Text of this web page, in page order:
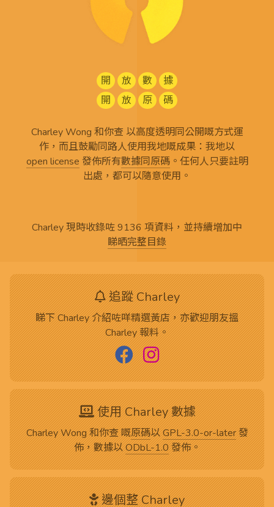
開 放 數
據
開
放 原 碼
Charley Wong 和你查 以高度透明同公開嘅方式運
作，而且鼓勵同路人使用我地嘅成果：我地以
open license 發佈所有數據同原碼。任何人只要註明
出處，都可以隨意使用。
Charley 現時收錄咗 9136 項資料，並持續增加中
睇晒完整目錄
追蹤 Charley
睇下 Charley 介紹咗咩精選黃店，亦歡迎朋友搵
Charley 報料。
使用 Charley 數據
Charley Wong 和你查 嘅原碼以GPL-3.0-or-later發
佈，數據以ODbL-1.0發佈。
邊個整 Charley